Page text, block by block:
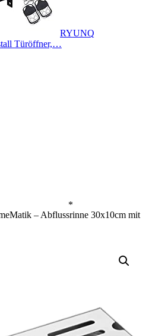
RYUNQ
Türöffner,…
*
– Abflussrinne 30x10cm mit